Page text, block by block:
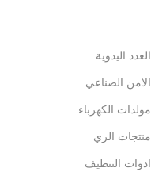
العدد اليدوية
الامن الصناعي
مولدات الكهرباء
منتجات الري
ادوات التنظيف